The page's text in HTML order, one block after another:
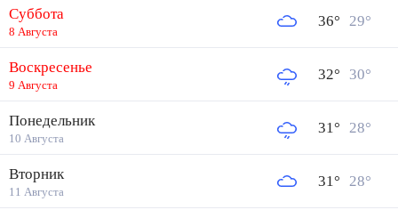
Суббота
8 Августа
36° 29°
Воскресенье
9 Августа
32° 30°
Понедельник
10 Августа
31° 28°
Вторник
11 Августа
31° 28°